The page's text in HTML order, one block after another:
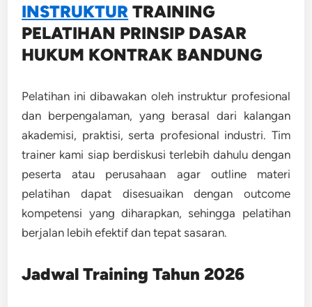
INSTRUKTUR TRAINING
PELATIHAN PRINSIP DASAR
HUKUM KONTRAK BANDUNG
Pelatihan ini dibawakan oleh instruktur profesional
dan berpengalaman, yang berasal dari kalangan
akademisi, praktisi, serta profesional industri. Tim
trainer kami siap berdiskusi terlebih dahulu dengan
peserta atau perusahaan agar outline materi
pelatihan dapat disesuaikan dengan outcome
kompetensi yang diharapkan, sehingga pelatihan
berjalan lebih efektif dan tepat sasaran.
Jadwal Training Tahun 2026